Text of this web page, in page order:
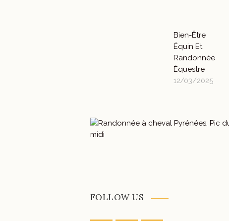
Bien-Être
Équin Et
Randonnée
Équestre
12/03/2025
FOLLOW US